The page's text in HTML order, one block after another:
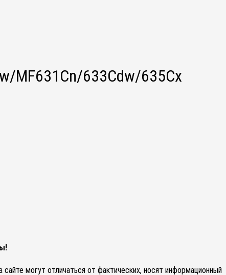
MF631Cn/633Cdw/635Cx
могут отличаться от фактических, носят информационный